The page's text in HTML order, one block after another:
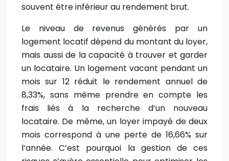
souvent être inférieur au rendement brut.
Le niveau de revenus générés par un
logement locatif dépend du montant du loyer,
mais aussi de la capacité à trouver et garder
un locataire. Un logement vacant pendant un
mois sur 12 réduit le rendement annuel de
8,33%, sans même prendre en compte les
frais liés à la recherche d’un nouveau
locataire. De même, un loyer impayé de deux
mois correspond à une perte de 16,66% sur
l’année. C’est pourquoi la gestion de ces